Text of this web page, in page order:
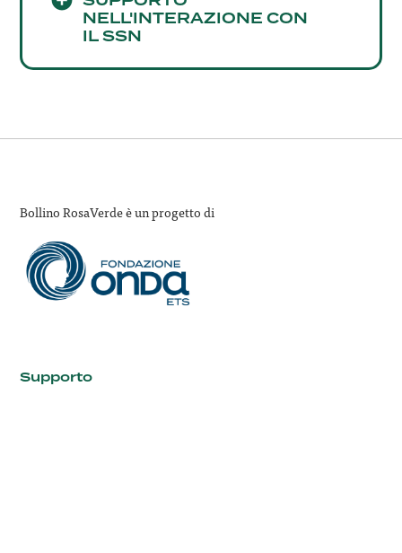
NELL'INTERAZIONE CON
IL SSN
Bollino RosaVerde è un progetto di
Supporto